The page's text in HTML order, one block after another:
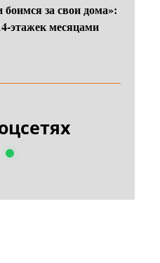
за свои дома»:
этажек месяцами